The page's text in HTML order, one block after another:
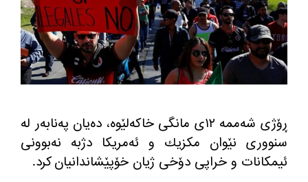
ڕۆژی شه‌ممه‌ ١٢ی مانگی خاكه‌لێوه‌، ده‌یان په‌نابه‌ر له‌
سنووری نێوان مكزیك و ئه‌مریكا دژبه‌ نه‌بوونی
ئیمكانات و خراپی دۆخی ژیان خۆپێشاندانیان كرد.